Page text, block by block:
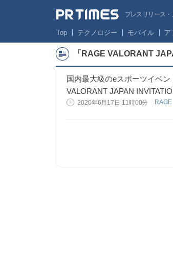
プレスリリース
Top テクノロジー モバイル ア
「RAGE VALORANT
国内最大級のeスポーツイベ
VALORANT JAPAN
2020年6月17日 11時00分 RAGE